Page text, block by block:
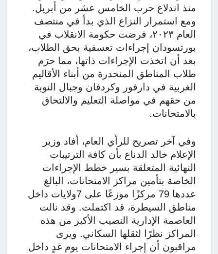
منذ اندلاع حرب الخامس عشر من أبريل.
ومع استمرار النزاع الذي بدأ في منتصف
العام ٢٠٢٣، فرضت حكومة الانقلاب في
بورتسودان إجراءات تعسفية بحق الطلاب،
بعد أن اتخذت الإجراءات ذاتها، مما حرَم
طلاب المناطق المنحدرة من أبناء الأقاليم
الغربية في دارفور وكردفان وجبال النوبة
من حقهم في مواصلة التعليم والالتحاق
بالامتحانات.
وفي آخر تصريح للرأي العام، أفاد وزير
الإعلام خالد الدناع بأن كافة الترتيبات
النهائية المتعلقة بسير خطط الإجراءات
الخاصة بتأمين مراكز الامتحانات، البالغ
عددها 79 مركزًا موزعًا على 7ولايات داخل
مناطق السيطرة، قد اكتملت. وقد نالت
العاصمة الإدارية النصيب الأكبر من هذه
المراكز نظرًا لثقلها السكاني. ويرى
مراقبون أن إجراء الامتحانات يوم غدٍ داخل